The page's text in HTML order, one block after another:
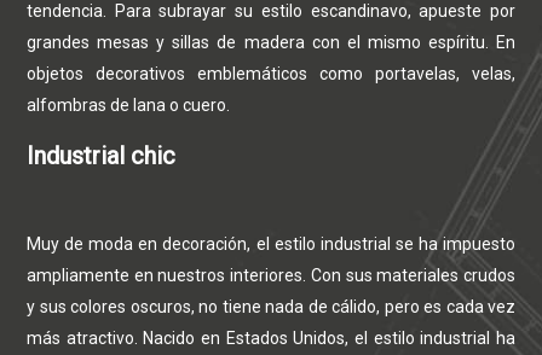
tendencia. Para subrayar su estilo escandinavo, apueste por
grandes mesas y sillas de madera con el mismo espíritu. En
objetos decorativos emblemáticos como portavelas, velas,
alfombras de lana o cuero.
Industrial chic
Muy de moda en decoración, el estilo industrial se ha impuesto
ampliamente en nuestros interiores. Con sus materiales crudos
y sus colores oscuros, no tiene nada de cálido, pero es cada vez
más atractivo. Nacido en Estados Unidos, el estilo industrial ha